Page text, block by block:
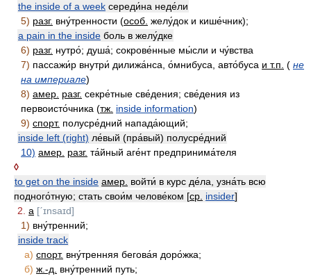
the inside of a week середи́на неде́ли
5) разг. вну́тренности (особ. желу́док и кише́чник);
a pain in the inside боль в желу́дке
6) разг. нутро́; душа́; сокрове́нные мы́сли и чу́вства
7) пассажи́р внутри́ дилижа́нса, о́мнибуса, авто́буса и т.п. ( не
на империале)
8) амер. разг. секре́тные све́дения; све́дения из
первоисто́чника (тж. inside information)
9) спорт. полусре́дний напада́ющий;
inside left (right) ле́вый (пра́вый) полусре́дний
10) амер. разг. та́йный аге́нт предпринима́теля
◊
to get on the inside амер. войти́ в курс де́ла, узна́ть всю
подного́тную; стать свои́м челове́ком [ср. insider]
2. a [ˊɪnsaɪd]
1) вну́тренний;
inside track
a) спорт. вну́тренняя бегова́я доро́жка;
б) ж.-д. вну́тренний путь;